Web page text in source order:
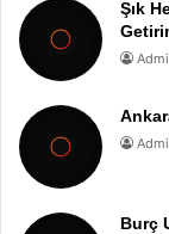
Şık
Burç